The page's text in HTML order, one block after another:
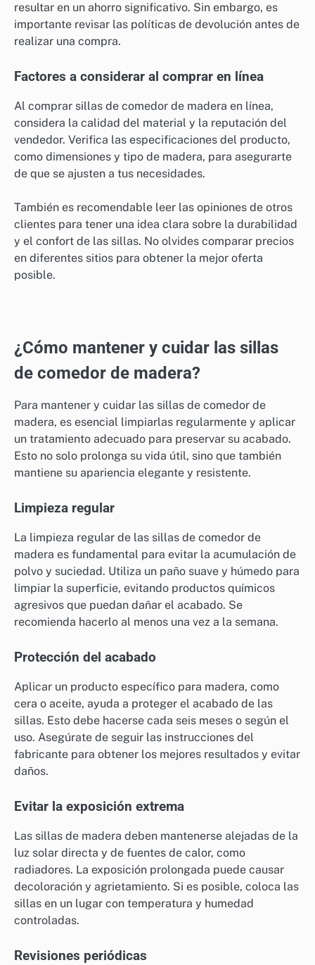
resultar en un ahorro significativo. Sin embargo, es
importante revisar las políticas de devolución antes de
realizar una compra.
Factores a considerar al comprar en línea
Al comprar sillas de comedor de madera en línea,
considera la calidad del material y la reputación del
vendedor. Verifica las especificaciones del producto,
como dimensiones y tipo de madera, para asegurarte
de que se ajusten a tus necesidades.
También es recomendable leer las opiniones de otros
clientes para tener una idea clara sobre la durabilidad
y el confort de las sillas. No olvides comparar precios
en diferentes sitios para obtener la mejor oferta
posible.
¿Cómo mantener y cuidar las sillas
de comedor de madera?
Para mantener y cuidar las sillas de comedor de
madera, es esencial limpiarlas regularmente y aplicar
un tratamiento adecuado para preservar su acabado.
Esto no solo prolonga su vida útil, sino que también
mantiene su apariencia elegante y resistente.
Limpieza regular
La limpieza regular de las sillas de comedor de
madera es fundamental para evitar la acumulación de
polvo y suciedad. Utiliza un paño suave y húmedo para
limpiar la superficie, evitando productos químicos
agresivos que puedan dañar el acabado. Se
recomienda hacerlo al menos una vez a la semana.
Protección del acabado
Aplicar un producto específico para madera, como
cera o aceite, ayuda a proteger el acabado de las
sillas. Esto debe hacerse cada seis meses o según el
uso. Asegúrate de seguir las instrucciones del
fabricante para obtener los mejores resultados y evitar
daños.
Evitar la exposición extrema
Las sillas de madera deben mantenerse alejadas de la
luz solar directa y de fuentes de calor, como
radiadores. La exposición prolongada puede causar
decoloración y agrietamiento. Si es posible, coloca las
sillas en un lugar con temperatura y humedad
controladas.
Revisiones periódicas